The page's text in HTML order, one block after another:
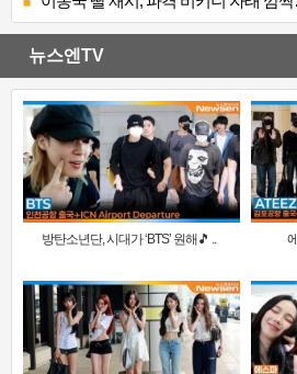
뉴스엔TV
방탄소년단, 시대가 ‘BTS’ 원해🎵 ..